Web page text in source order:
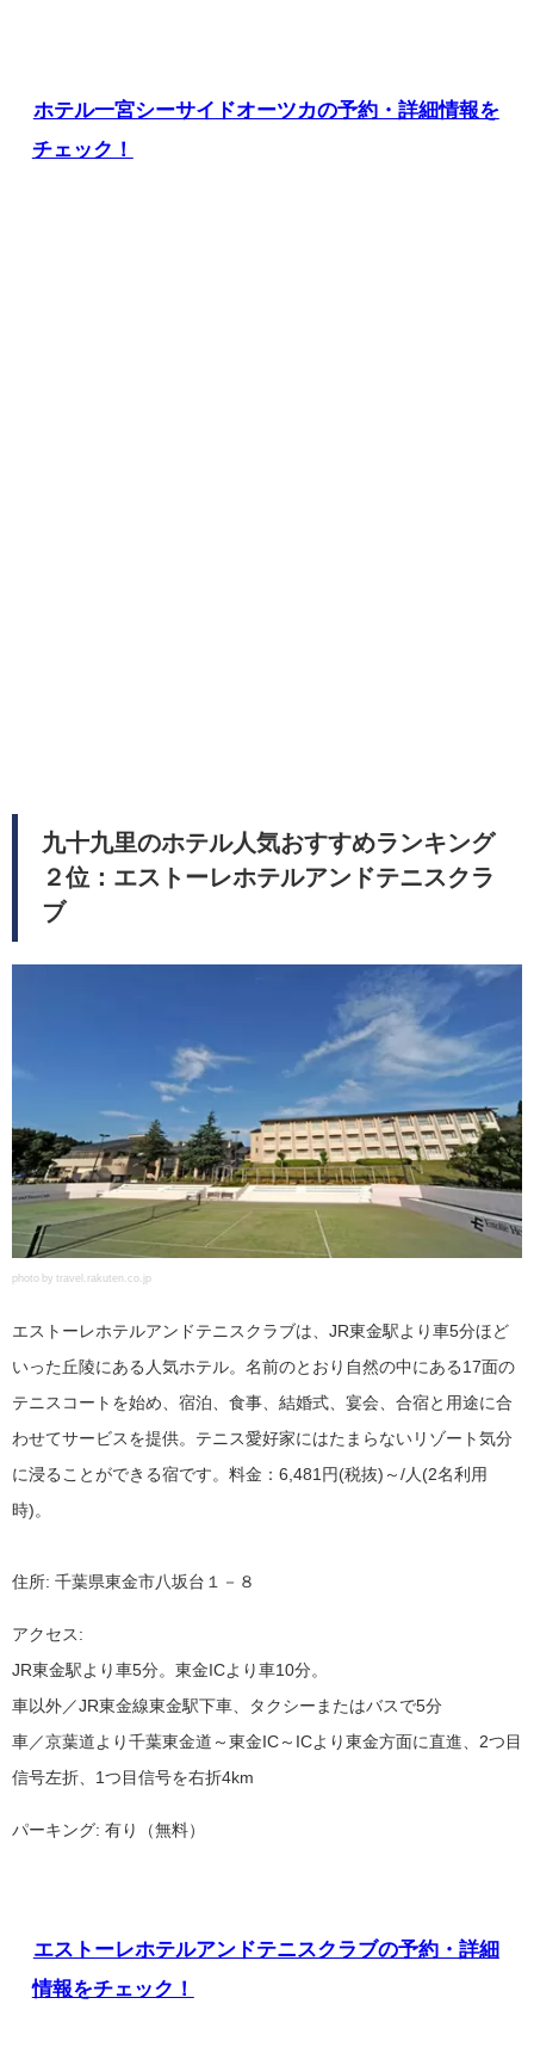
ホテル一宮シーサイドオーツカの予約・詳細情報を
チェック！
九十九里のホテル人気おすすめランキング
２位：エストーレホテルアンドテニスクラ
ブ
photo by travel.rakuten.co.jp
エストーレホテルアンドテニスクラブは、JR東金駅より車5分ほど
いった丘陵にある人気ホテル。名前のとおり自然の中にある17面の
テニスコートを始め、宿泊、食事、結婚式、宴会、合宿と用途に合
わせてサービスを提供。テニス愛好家にはたまらないリゾート気分
に浸ることができる宿です。料金：6,481円(税抜)～/人(2名利用
時)。
住所: 千葉県東金市八坂台１－８
アクセス:
JR東金駅より車5分。東金ICより車10分。
車以外／JR東金線東金駅下車、タクシーまたはバスで5分
車／京葉道より千葉東金道～東金IC～ICより東金方面に直進、2つ目
信号左折、1つ目信号を右折4km
パーキング: 有り（無料）
エストーレホテルアンドテニスクラブの予約・詳細
情報をチェック！